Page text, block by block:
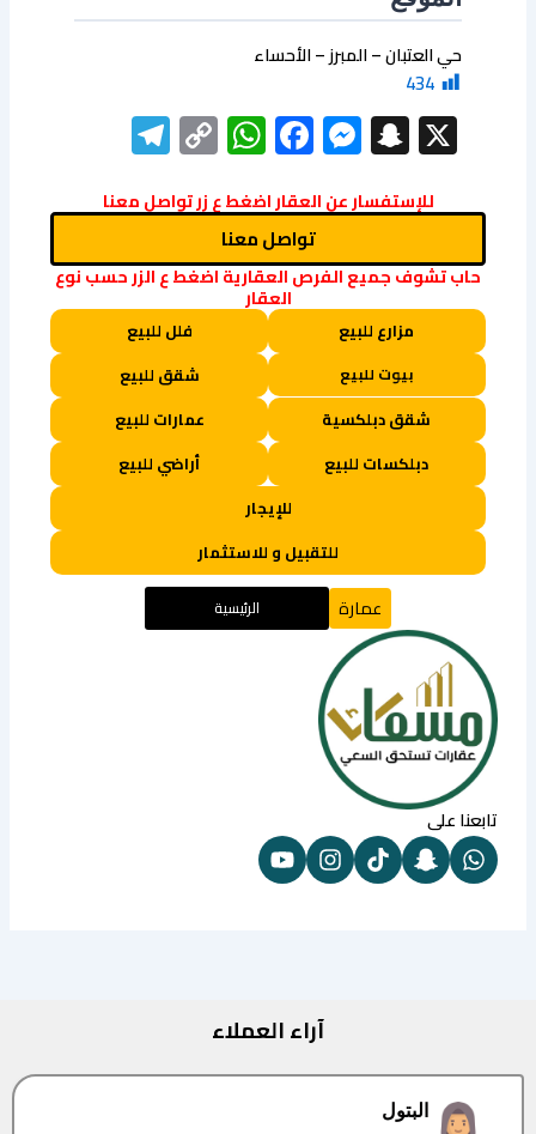
حي العتبان – المبرز – الأحساء
434
X
Snapchat
Messenger
Facebook
WhatsApp
Copy
Link
للإستفسار عن العقار اضغط ع زر تواصل معنا
تواصل معنا
حاب تشوف جميع الفرص العقارية اضغط ع الزر حسب نوع
العقار
مزارع للبيع فلل للبيع
بيوت للبيع
شقق للبيع
شقق دبلكسية
عمارات للبيع
دبلكسات للبيع
أراضي للبيع
للإيجار
للتقبيل و للاستثمار
عمارة الرئيسية
تابعنا على
آراء العملاء
البتول